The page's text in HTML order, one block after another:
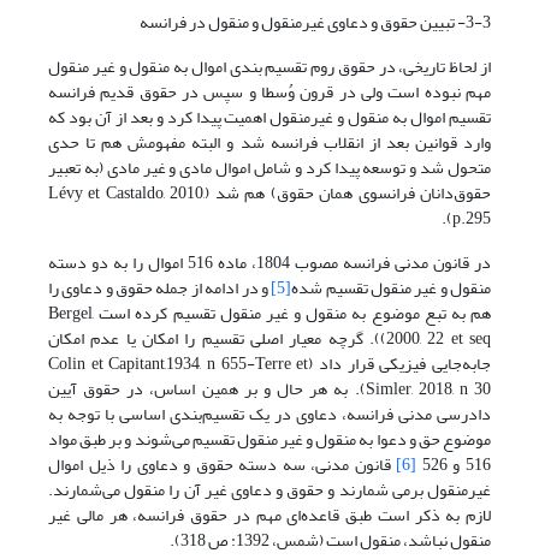
3-3- تبیین حقوق و دعاوی غیرمنقول و منقول در فرانسه
از لحاظ تاریخی، در حقوق روم تقسیم بندی اموال به منقول و غیر منقول
مهم نبوده است ولی در قرون وُسطا و سپس در حقوق قدیم فرانسه
تقسیم اموال به منقول و غیرمنقول اهمیت پیدا کرد و بعد از آن بود که
وارد قوانین بعد از انقلاب فرانسه شد و البته مفهومش هم تا حدی
متحول شد و توسعه پیدا کرد و شامل اموال مادی و غیر مادی (به تعبیر
حقوق‌دانان فرانسوی همان حقوق) هم شد (Lévy et Castaldo, 2010,
p.295).
در قانون مدنی فرانسه مصوب 1804، ماده 516 اموال را به دو دسته
منقول و غیر منقول تقسیم شده[5] و در ادامه از جمله حقوق و دعاوی را
هم به تبع موضوع به منقول و غیر منقول تقسیم کرده است Bergel,
2000, 22 et seq)). گرچه معیار اصلی تقسیم را امکان یا عدم امکان
جابه‌جایی فیزیکی قرار داد (Colin et Capitant,1934, n 655-Terre et
Simler, 2018, n 30). به هر حال و بر همین اساس، در حقوق آیین
دادرسی مدنی فرانسه، دعاوی در یک تقسیم‌بندی اساسی با توجه به
موضوع حق و دعوا به منقول و غیر منقول تقسیم می‌شوند و بر طبق مواد
516 و 526 [6] قانون مدنی، سه دسته حقوق و دعاوی را ذیل اموال
غیرمنقول برمی شمارند و حقوق و دعاوی غیر آن را منقول می‌شمارند.
لازم به ذکر است طبق قاعده‌ای مهم در حقوق فرانسه، هر مالی غیر
منقول نباشد، منقول است (شمس، 1392: ص 318).